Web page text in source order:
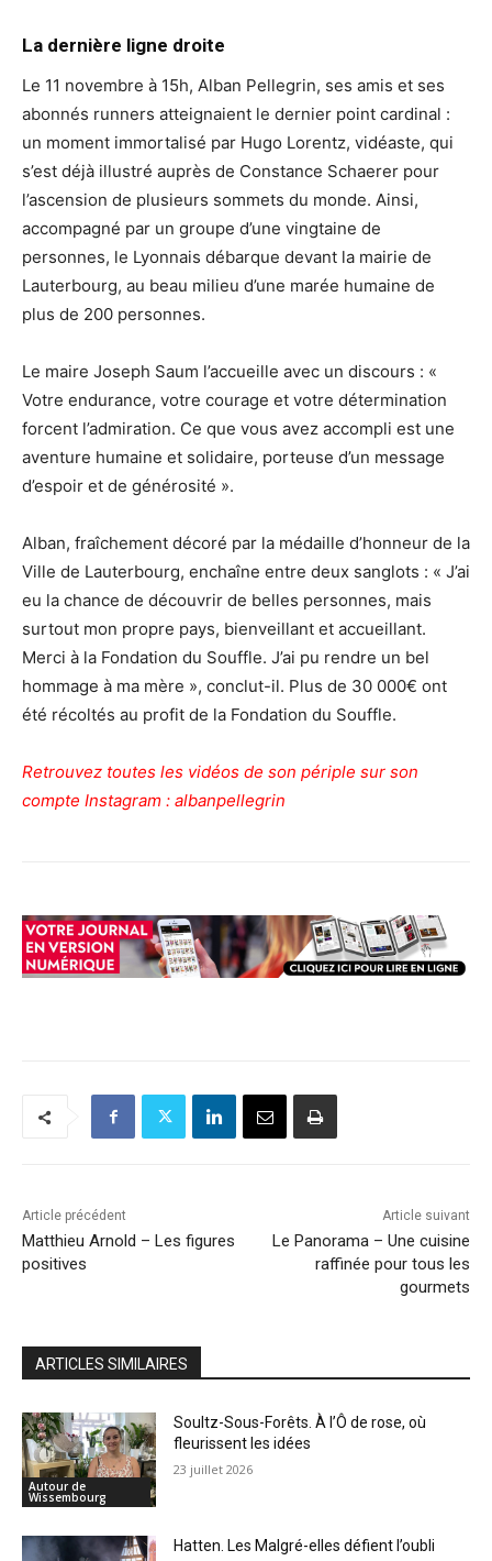
La dernière ligne droite
Le 11 novembre à 15h, Alban Pellegrin, ses amis et ses
abonnés runners atteignaient le dernier point cardinal :
un moment immortalisé par Hugo Lorentz, vidéaste, qui
s’est déjà illustré auprès de Constance Schaerer pour
l’ascension de plusieurs sommets du monde. Ainsi,
accompagné par un groupe d’une vingtaine de
personnes, le Lyonnais débarque devant la mairie de
Lauterbourg, au beau milieu d’une marée humaine de
plus de 200 personnes.
Le maire Joseph Saum l’accueille avec un discours : «
Votre endurance, votre courage et votre détermination
forcent l’admiration. Ce que vous avez accompli est une
aventure humaine et solidaire, porteuse d’un message
d’espoir et de générosité ».
Alban, fraîchement décoré par la médaille d’honneur de la
Ville de Lauterbourg, enchaîne entre deux sanglots : « J’ai
eu la chance de découvrir de belles personnes, mais
surtout mon propre pays, bienveillant et accueillant.
Merci à la Fondation du Souffle. J’ai pu rendre un bel
hommage à ma mère », conclut-il. Plus de 30 000€ ont
été récoltés au profit de la Fondation du Souffle.
Retrouvez toutes les vidéos de son périple sur son
compte Instagram : albanpellegrin
Article précédent
Matthieu Arnold – Les figures
positives
Article suivant
Le Panorama – Une cuisine
raffinée pour tous les
gourmets
ARTICLES SIMILAIRES
Autour de
Wissembourg
Soultz-Sous-Forêts. À l’Ô de rose, où
fleurissent les idées
23 juillet 2026
Hatten. Les Malgré-elles défient l’oubli